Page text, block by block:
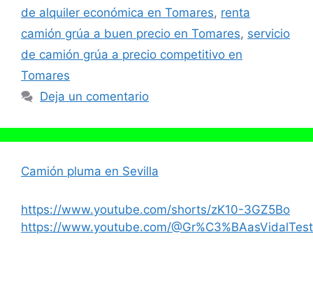
de alquiler económica en Tomares, renta
camión grúa a buen precio en Tomares, servicio
de camión grúa a precio competitivo en
Tomares
Deja un comentario
Camión pluma en Sevilla
https://www.youtube.com/shorts/zK10-3GZ5Bo
https://www.youtube.com/